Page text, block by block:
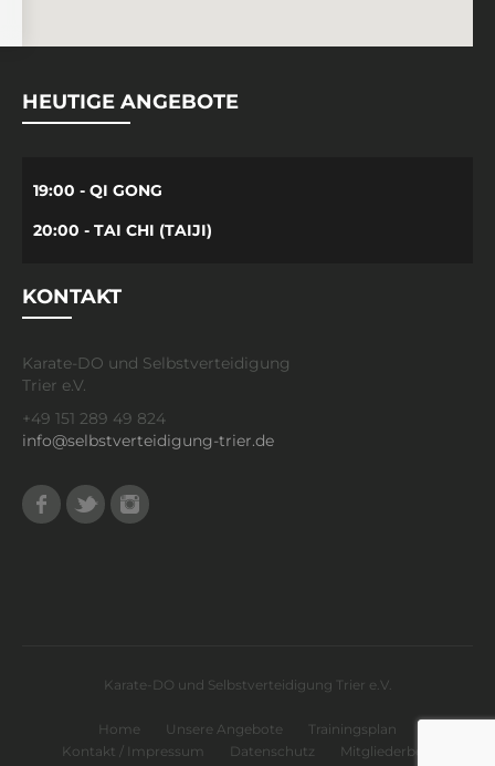
HEUTIGE ANGEBOTE
19:00 - QI GONG
20:00 - TAI CHI (TAIJI)
KONTAKT
Karate-DO und Selbstverteidigung
Trier e.V.
+49 151 289 49 824
info@selbstverteidigung-trier.de
Facebook
Twitter
Karate-DO und Selbstverteidigung Trier e.V.
Home Unsere Angebote
Trainingsplan
Kontakt / Impressum
Datenschutz
Mitgliederbereich